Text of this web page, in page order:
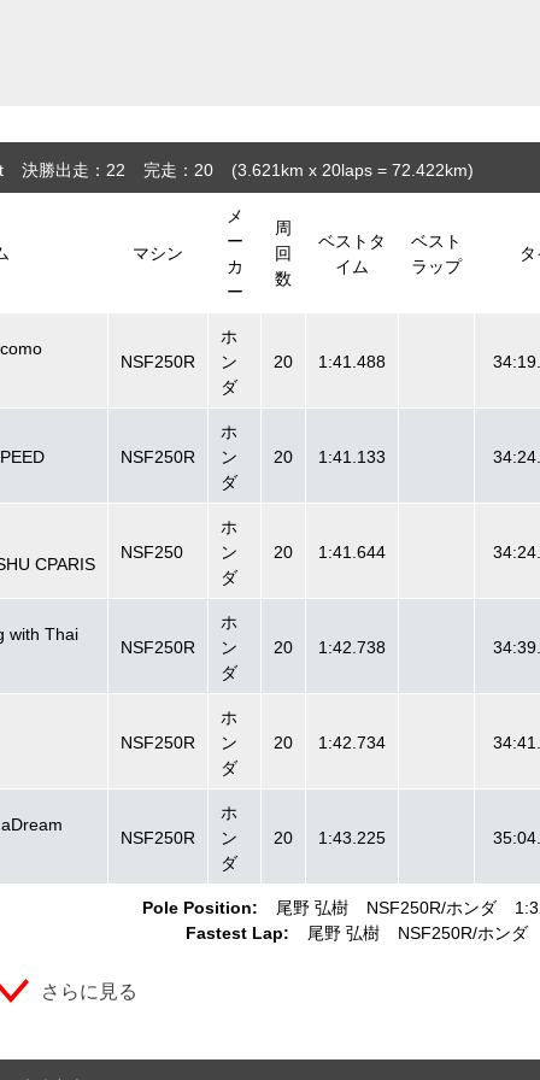
決勝出走：22 完走：20 (3.621 km x 20laps = 72.422km)
マシン
メ
ー
カ
ー
周
回
数
ベストタ
イム
ベスト
ラップ
Pole Position: 尾野 弘樹 NSF250R ホンダ
Fastest Lap:
尾野 弘樹 NSF250R ホンダ
NSF250R
ホ
ン
ダ
20 1:41.488
NSF250R
ホ
ン
ダ
20 1:41.133
CPARIS
NSF250
ホ
ン
ダ
20 1:41.644
with Thai
NSF250R
ホ
ン
ダ
20 1:42.738
NSF250R
ホ
ン
ダ
20 1:42.734
NSF250R
ホ
ン
ダ
20 1:43.225
さらに見る